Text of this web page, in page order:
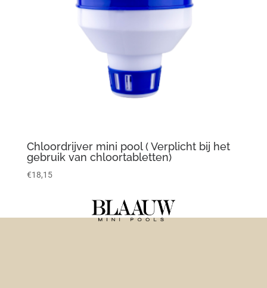
Chloordrijver mini pool ( Verplicht bij het
gebruik van chloortabletten)
€18,15